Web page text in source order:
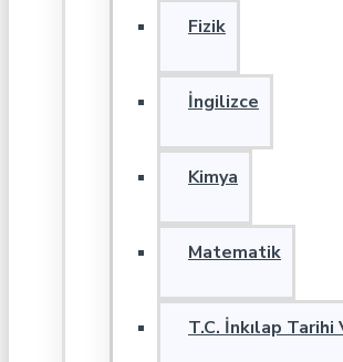
Fizik
İngilizce
Kimya
Matematik
T.C. İnkılap